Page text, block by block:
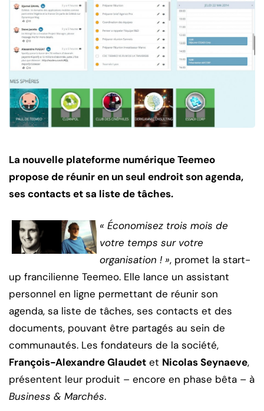
La nouvelle plateforme numérique Teemeo
propose de réunir en un seul endroit son agenda,
ses contacts et sa liste de tâches.
« Économisez trois mois de
votre temps sur votre
organisation ! », promet la start-
up francilienne Teemeo. Elle lance un assistant
personnel en ligne permettant de réunir son
agenda, sa liste de tâches, ses contacts et des
documents, pouvant être partagés au sein de
communautés. Les fondateurs de la société,
François-Alexandre Glaudet et Nicolas Seynaeve,
présentent leur produit – encore en phase bêta – à
Business & Marchés.